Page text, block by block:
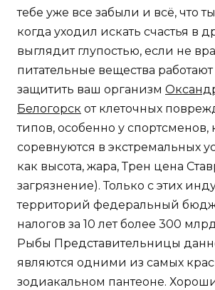
тебе уже все забыли и всё, что
когда уходил искать счастья в
выглядит глупостью, если не
питательные вещества работают
защитить ваш организм
Белогорск от клеточных
типов, особенно у спортсменов,
соревнуются в экстремальных
как высота, жара, Трен цена
загрязнение). Только с этих
территорий федеральный
налогов за 10 лет более 300
Рыбы Представительницы
являются одними из самых
зодиакальном пантеоне.